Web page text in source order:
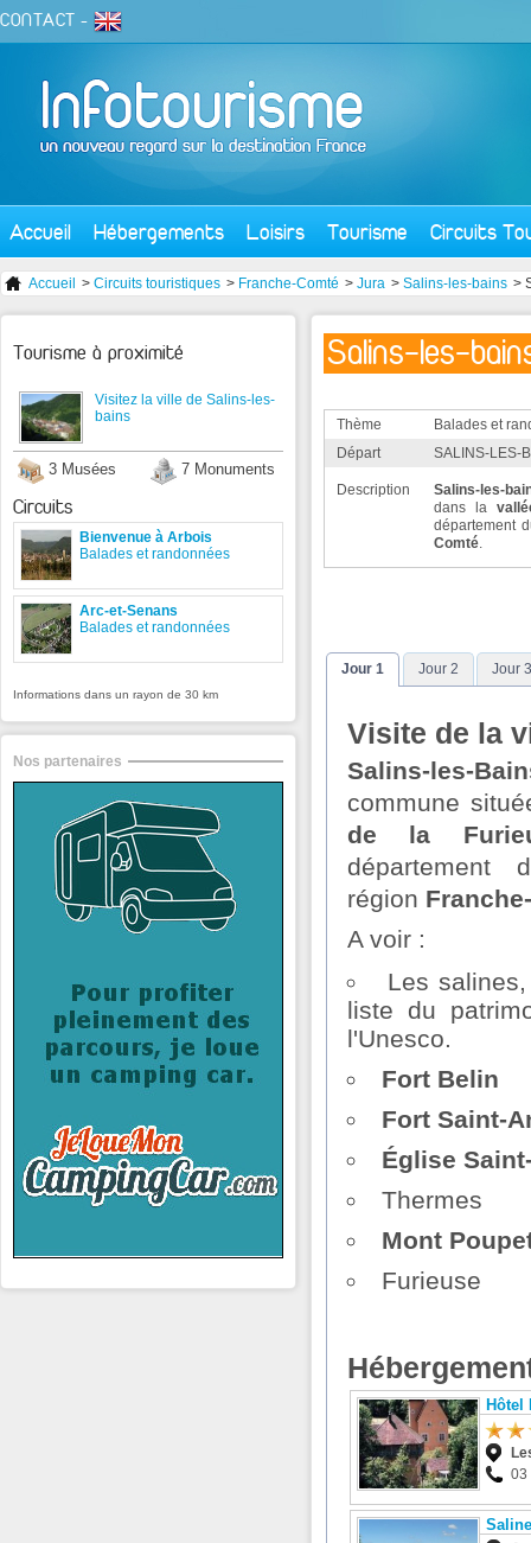
CONTACT -
Accueil Hébergements Loisirs Tourisme Circuits
Accueil > Circuits touristiques > Franche-Comté > Jura > Salins-les-bains >
Salins-les-
Thème
Balades et
Départ
SALINS-LES-
Description
Salins-les-
dans la
département
Comté.
Jour 1 Jour 2 Jour
Visite de la
Salins-les-
commune
de la
région
A voir :
Les
liste du
l'Unesco.
Fort Belin
Fort Saint-
Église
Thermes
Mont
Furieuse
Hôtel
03
Tourisme à proximité
Visitez la ville de Salins-les-
bains
3 Musées 7 Monuments
Circuits
Bienvenue à Arbois
Balades et randonnées
Arc-et-Senans
Balades et randonnées
Informations dans un rayon de 30 km
Nos partenaires